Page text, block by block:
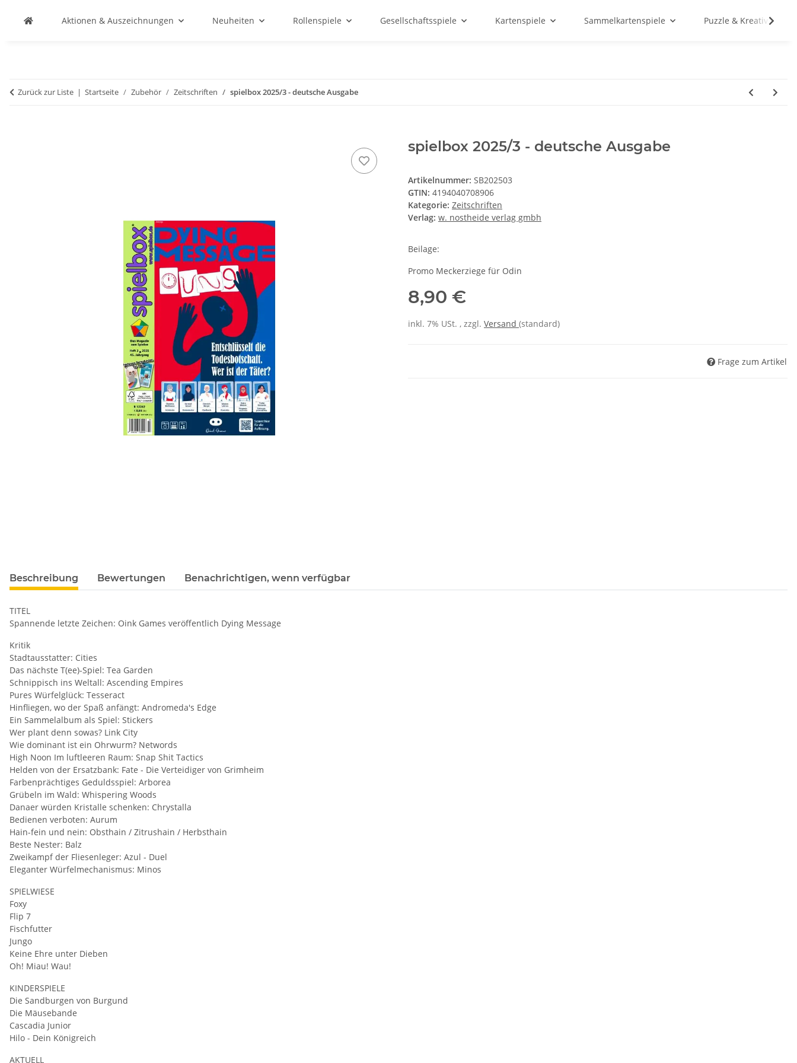
Aktionen & Auszeichnungen Neuheiten Rollenspiele Gesellschaftsspiele Kartenspiele Sammelkartenspiele Puzzle & Kreativ
Zurück zur Liste Startseite Zubehör Zeitschriften spielbox 2025/3 - deutsche Ausgabe
spielbox 2025/3 - deutsche Ausgabe
Artikelnummer: SB202503
GTIN: 4194040708906
Kategorie: Zeitschriften
Verlag: w. nostheide verlag gmbh
Beilage:
Promo Meckerziege für Odin
8,90 €
inkl. 7% USt. , zzgl. Versand (standard)
Frage zum Artikel
Beschreibung Bewertungen Benachrichtigen, wenn verfügbar
TITEL
Spannende letzte Zeichen: Oink Games veröffentlich Dying Message
Kritik
Stadtausstatter: Cities
Das nächste T(ee)-Spiel: Tea Garden
Schnippisch ins Weltall: Ascending Empires
Pures Würfelglück: Tesseract
Hinfliegen, wo der Spaß anfängt: Andromeda's Edge
Ein Sammelalbum als Spiel: Stickers
Wer plant denn sowas? Link City
Wie dominant ist ein Ohrwurm? Networds
High Noon Im luftleeren Raum: Snap Shit Tactics
Helden von der Ersatzbank: Fate - Die Verteidiger von Grimheim
Farbenprächtiges Geduldsspiel: Arborea
Grübeln im Wald: Whispering Woods
Danaer würden Kristalle schenken: Chrystalla
Bedienen verboten: Aurum
Hain-fein und nein: Obsthain / Zitrushain / Herbsthain
Beste Nester: Balz
Zweikampf der Fliesenleger: Azul - Duel
Eleganter Würfelmechanismus: Minos
SPIELWIESE
Foxy
Flip 7
Fischfutter
Jungo
Keine Ehre unter Dieben
Oh! Miau! Wau!
KINDERSPIELE
Die Sandburgen von Burgund
Die Mäusebande
Cascadia Junior
Hilo - Dein Königreich
AKTUELL